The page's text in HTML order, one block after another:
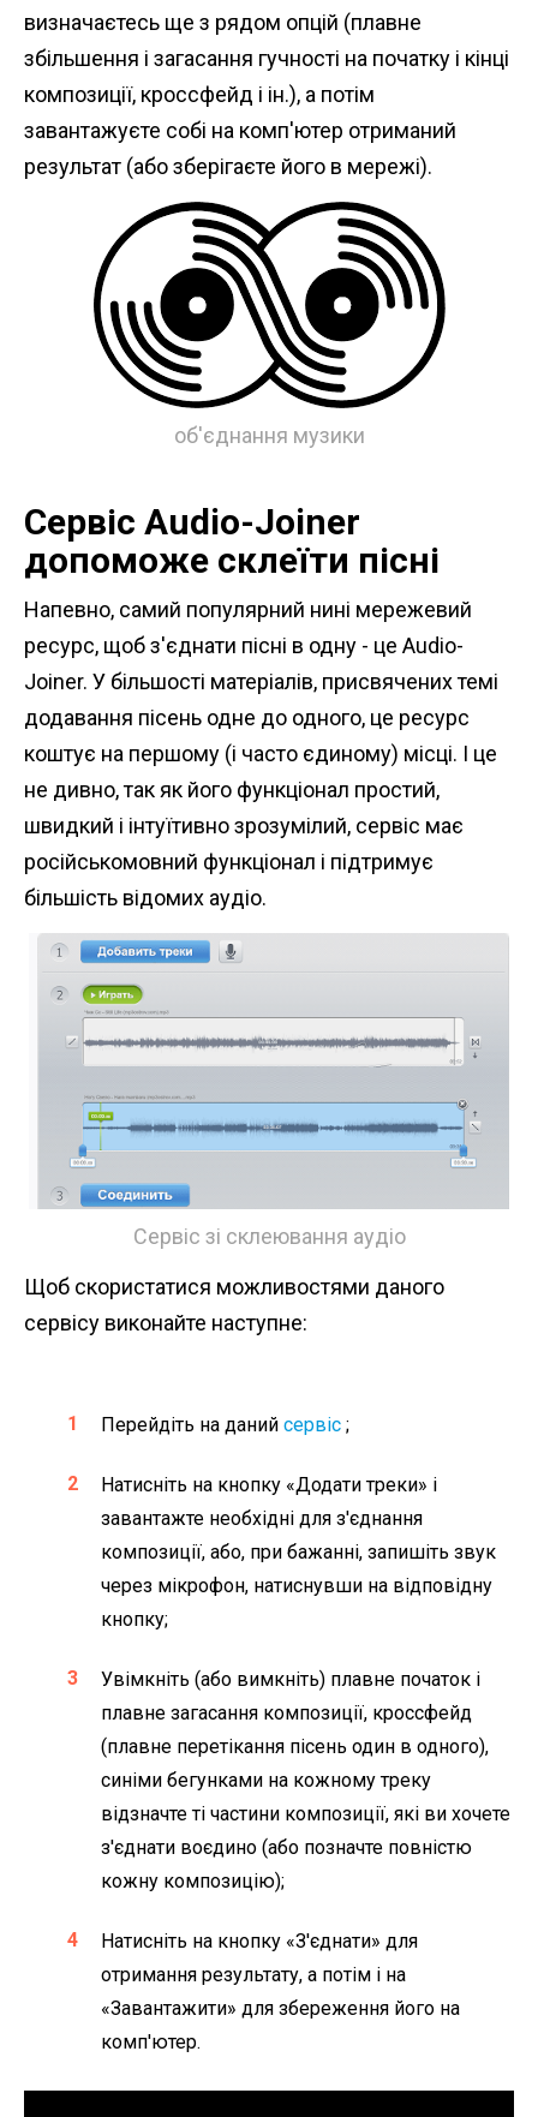
визначаєтесь ще з рядом опцій (плавне
збільшення і загасання гучності на початку і кінці
композиції, кроссфейд і ін.), а потім
завантажуєте собі на комп'ютер отриманий
результат (або зберігаєте його в мережі).
об'єднання музики
Сервіс Audio-Joiner
допоможе склеїти пісні
Напевно, самий популярний нині мережевий
ресурс, щоб з'єднати пісні в одну - це Audio-
Joiner. У більшості матеріалів, присвячених темі
додавання пісень одне до одного, це ресурс
коштує на першому (і часто єдиному) місці. І це
не дивно, так як його функціонал простий,
швидкий і інтуїтивно зрозумілий, сервіс має
російськомовний функціонал і підтримує
більшість відомих аудіо.
Сервіс зі склеювання аудіо
Щоб скористатися можливостями даного
сервісу виконайте наступне:
Перейдіть на даний сервіс ;
Натисніть на кнопку «Додати треки» і
завантажте необхідні для з'єднання
композиції, або, при бажанні, запишіть звук
через мікрофон, натиснувши на відповідну
кнопку;
Увімкніть (або вимкніть) плавне початок і
плавне загасання композиції, кроссфейд
(плавне перетікання пісень один в одного),
синіми бегунками на кожному треку
відзначте ті частини композиції, які ви хочете
з'єднати воєдино (або позначте повністю
кожну композицію);
Натисніть на кнопку «З'єднати» для
отримання результату, а потім і на
«Завантажити» для збереження його на
комп'ютер.